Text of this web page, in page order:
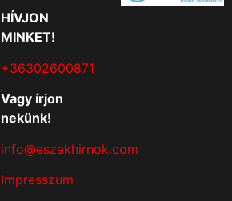
HÍVJON
MINKET!
+36302600871
Vagy írjon
nekünk!
info@eszakhirnok.com
Impresszum